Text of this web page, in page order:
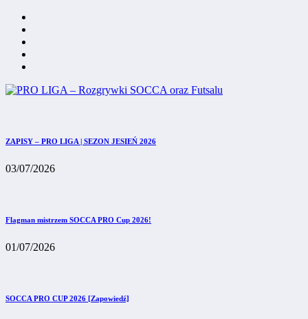
ZAPISY – PRO LIGA | SEZON JESIEŃ 2026
03/07/2026
Flagman mistrzem SOCCA PRO Cup 2026!
01/07/2026
SOCCA PRO CUP 2026 [Zapowiedź]